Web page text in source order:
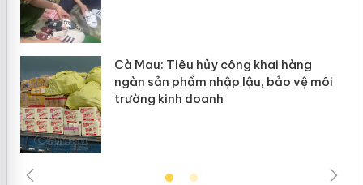
Cà Mau: Tiêu hủy công khai hàng
ngàn sản phẩm nhập lậu, bảo vệ môi
trường kinh doanh